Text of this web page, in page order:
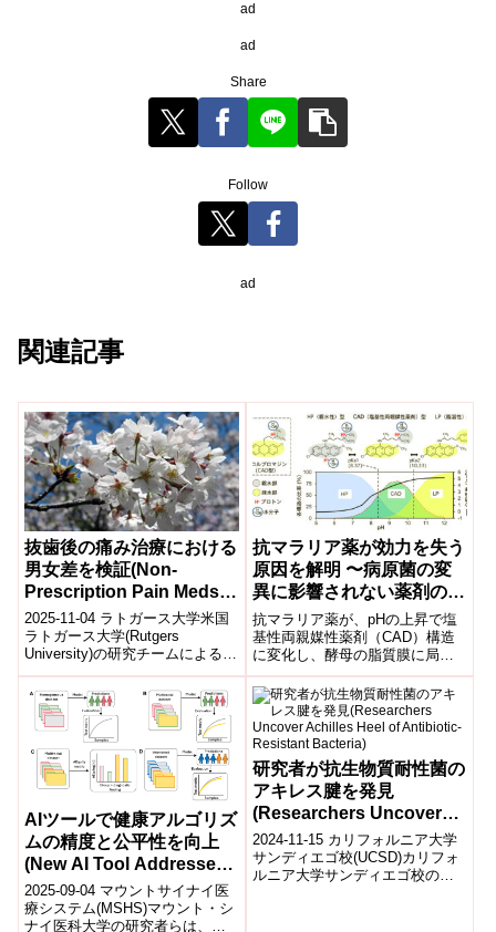
ad
ad
Share
Follow
ad
関連記事
抜歯後の痛み治療における
男女差を検証(Non-
Prescription Pain Meds
Work Equally Well for
Men and Women After
Tooth Extraction)
2025-11-04 ラトガース大学米国
ラトガース大学(Rutgers
University)の研究チームによる追
跡解析で、処方不要の痛み止め
(市販の鎮痛薬)が...
抗マラリア薬が効力を失う
原因を解明 〜病原菌の変
異に影響されない薬剤の開
発に期待〜
抗マラリア薬が、pHの上昇で塩
基性両親媒性薬剤（CAD）構造
に変化し、酵母の脂質膜に局在
して単糖輸送体機能を阻害し、
抗菌作用を示す機構を初めて明
らかにした。この機構に基づけ
ば、わずかなpHの低下でCAD構
造の割合が減少すると抗マラリ
ア薬は効力を失い、見かけ上耐
性になると考えられる。
AIツールで健康アルゴリズ
ムの精度と公平性を向上
(New AI Tool Addresses
Accuracy and Fairness
in Data to Improve Health
2025-09-04 マウントサイナイ医
療システム(MSHS)マウント・シ
ナイ医科大学の研究者らは、医
研究者が抗生物質耐性菌の
アキレス腱を発見
(Researchers Uncover
Achilles Heel of
Antibiotic-Resistant
Bacteria)
2024-11-15 カリフォルニア大学
サンディエゴ校(UCSD)カリフォ
ルニア大学サンディエゴ校の研